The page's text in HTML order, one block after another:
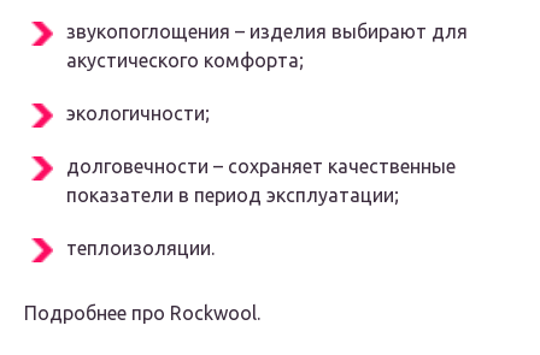
звукопоглощения – изделия выбирают для
акустического комфорта;
экологичности;
долговечности – сохраняет качественные
показатели в период эксплуатации;
теплоизоляции.
Подробнее про Rockwool.